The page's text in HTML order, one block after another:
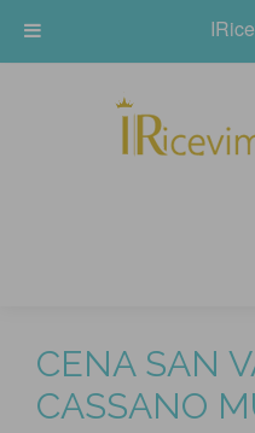
CENA SAN
CASSANO